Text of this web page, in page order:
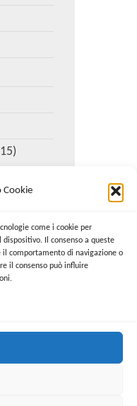
Cookie
come i cookie per
Il consenso a queste
comportamento di navigazione o
il consenso può influire